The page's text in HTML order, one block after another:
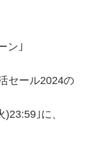
ン｣
セール2024の
｣に、